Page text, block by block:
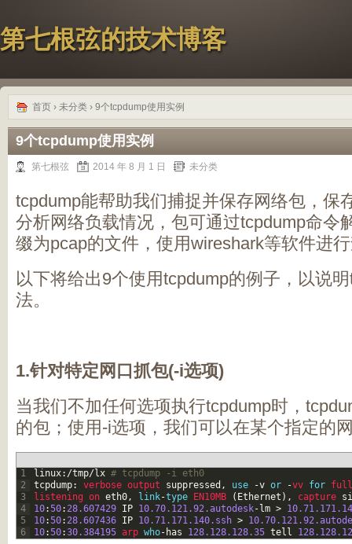
第七根弦的技术博客
首页 › 未分类 › 9个tcpdump使用实例
9个tcpdump使用实例
第七根弦 2014 年 8 月 1 日 未分类
tcpdump能帮助我们捕捉并保存网络包，保
分析网络负载情况，包可通过tcpdump命令
缀为pcap的文件，使用wireshark等软件进
以下将给出9个使用tcpdump的例子，以说
法。
1.针对特定网口抓包(-i选项)
当我们不加任何选项执行tcpdump时，
的包；使用-i选项，我们可以在某个指定的
1
2
3
4
5
6
linux: /tmp/lx # tcpdump -i eth0
tcpdump: verbose output suppressed , use -v or -vv for
listening on eth0, link-type EN10MB ( Ethernet ) , capture
10:50:28.607429 IP 10.70.121.92.autodesk- lm >
10:50:28.607436 IP 10.71.171.140.ssh >
10:50:30.384195 arp who- has 128.128.128.35 tell